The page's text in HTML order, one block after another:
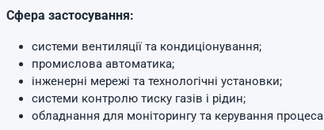
Сфера застосування:
системи вентиляції та кондиціонування;
промислова автоматика;
інженерні мережі та технологічні установки;
системи контролю тиску газів і рідин;
обладнання для моніторингу та керування